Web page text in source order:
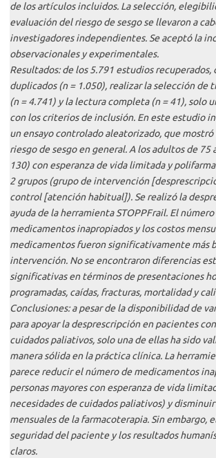
de los artículos incluidos. La selección,
evaluación del riesgo de sesgo se llevaron a
investigadores independientes. Se aceptó la
observacionales y experimentales.
Resultados: de los 5.791 estudios recuperados,
duplicados (n = 1.050), realizar la selección de
(n = 4.741) y la lectura completa (n = 41), solo
con los criterios de inclusión. En este estudio
un ensayo controlado aleatorizado, que
riesgo de sesgo en general. A los adultos de 75
130) con esperanza de vida limitada y
2 grupos (grupo de intervención
control [atención habitual]). Se realizó la
ayuda de la herramienta STOPPFrail. El
medicamentos inapropiados y los costos
medicamentos fueron significativamente más
intervención. No se encontraron diferencias
significativas en términos de presentaciones
programadas, caídas, fracturas, mortalidad y
Conclusiones: a pesar de la disponibilidad de
para apoyar la desprescripción en pacientes
cuidados paliativos, solo una de ellas ha sido
manera sólida en la práctica clínica. La
parece reducir el número de medicamentos
personas mayores con esperanza de vida
necesidades de cuidados paliativos) y
mensuales de la farmacoterapia. Sin embargo,
seguridad del paciente y los resultados
claros.